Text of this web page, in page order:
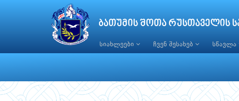
ბათუმის შოთა რუსთაველის
სიახლეები ჩვენ შესახებ სწავლა